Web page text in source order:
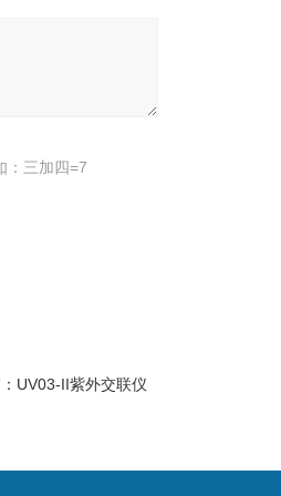
：三加四=7
UV03-II紫外交联仪